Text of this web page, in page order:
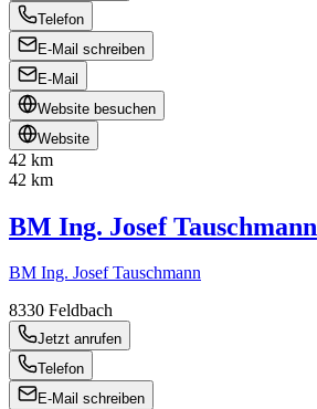
Telefon
E-Mail schreiben
E-Mail
Website besuchen
Website
42 km
42 km
BM Ing. Josef Tauschmann
BM Ing. Josef Tauschmann
8330 Feldbach
Jetzt anrufen
Telefon
E-Mail schreiben